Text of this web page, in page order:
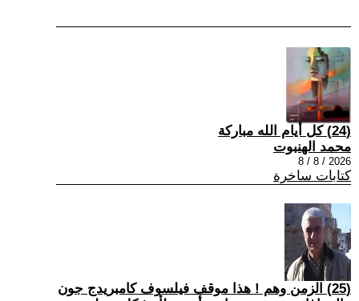
(24) كل أيام الله مباركة
محمد الهنبوت
2026 / 8 / 8
كتابات ساخرة
(25) الزمن وهم ! هذا موقف فيلسوف كامبريدج جون